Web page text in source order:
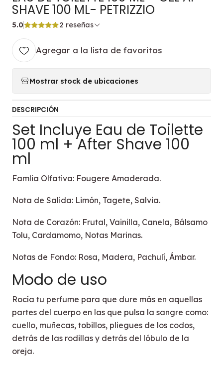
SHAVE 100 ML- PETRIZZIO
5.0 2 reseñas
Agregar a la lista de favoritos
Mostrar stock de ubicaciones
DESCRIPCIÓN
Set Incluye Eau de Toilette
100 ml + After Shave 100
ml
Famlia Olfativa: Fougere Amaderada.
Nota de Salida: Limón, Tagete, Salvia.
Nota de Corazón: Frutal, Vainilla, Canela, Bálsamo
Tolu, Cardamomo, Notas Marinas.
Notas de Fondo: Rosa, Madera, Pachulí, Ámbar.
Modo de uso
Rocía tu perfume para que dure más en aquellas
partes del cuerpo en las que pulsa la sangre como:
cuello, muñecas, tobillos, pliegues de los codos,
detrás de las rodillas y detrás del lóbulo de la
oreja.